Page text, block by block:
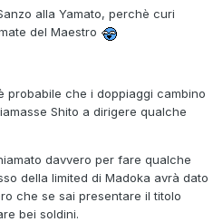
alla Yamato, perchè curi
del Maestro
probabile che i doppiaggi cambino
Shito a dirigere qualche
davvero per fare qualche
della limited di Madoka avrà dato
che se sai presentare il titolo
bei soldini.